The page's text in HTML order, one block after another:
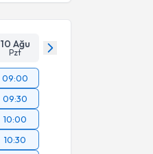
10 Ağu
Pzt
09:00
09:30
10:00
10:30